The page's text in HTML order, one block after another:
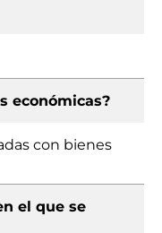
económicas?
con bienes
el que se